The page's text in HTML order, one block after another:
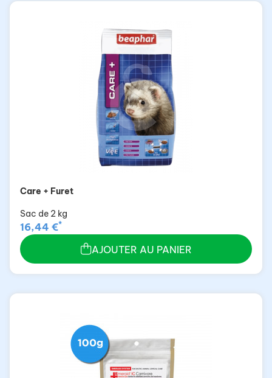
Care + Furet
Sac de 2 kg
16,44 €*
AJOUTER AU PANIER